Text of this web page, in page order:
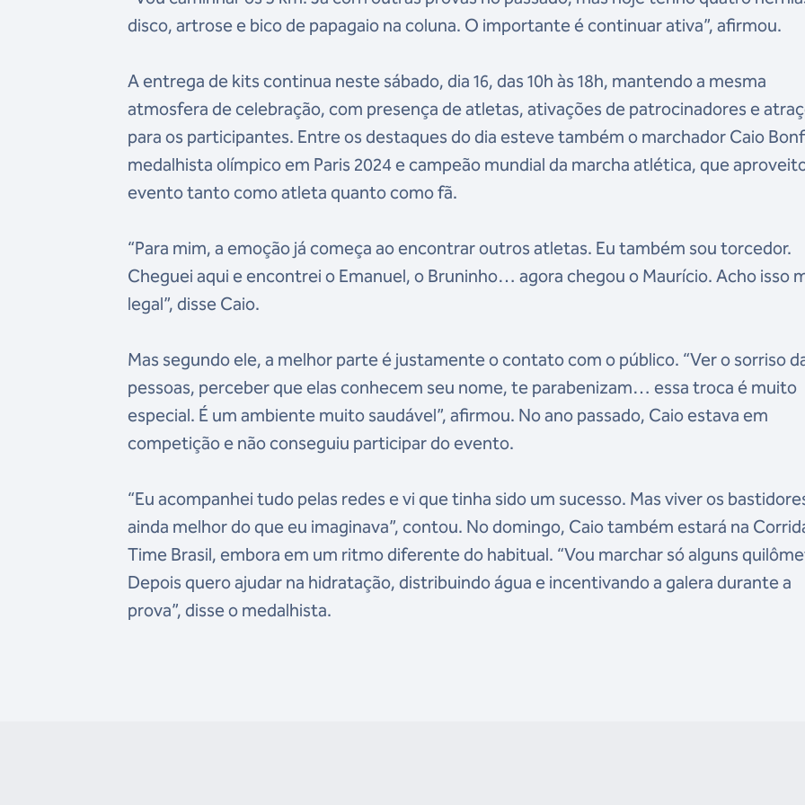
disco, artrose e bico de papagaio na coluna. O importante é continuar ativa”, afirmou.
A entrega de kits continua neste sábado, dia 16, das 10h às 18h, mantendo a mesma
atmosfera de celebração, com presença de atletas, ativações de patrocinadores e
para os participantes. Entre os destaques do dia esteve também o marchador Caio
medalhista olímpico em Paris 2024 e campeão mundial da marcha atlética, que
evento tanto como atleta quanto como fã.
“Para mim, a emoção já começa ao encontrar outros atletas. Eu também sou torcedor.
Cheguei aqui e encontrei o Emanuel, o Bruninho… agora chegou o Maurício. Acho isso
legal”, disse Caio.
Mas segundo ele, a melhor parte é justamente o contato com o público. “Ver o sorriso
pessoas, perceber que elas conhecem seu nome, te parabenizam… essa troca é muito
especial. É um ambiente muito saudável”, afirmou. No ano passado, Caio estava em
competição e não conseguiu participar do evento.
“Eu acompanhei tudo pelas redes e vi que tinha sido um sucesso. Mas viver os
ainda melhor do que eu imaginava”, contou. No domingo, Caio também estará na
Time Brasil, embora em um ritmo diferente do habitual. “Vou marchar só alguns
Depois quero ajudar na hidratação, distribuindo água e incentivando a galera durante a
prova”, disse o medalhista.